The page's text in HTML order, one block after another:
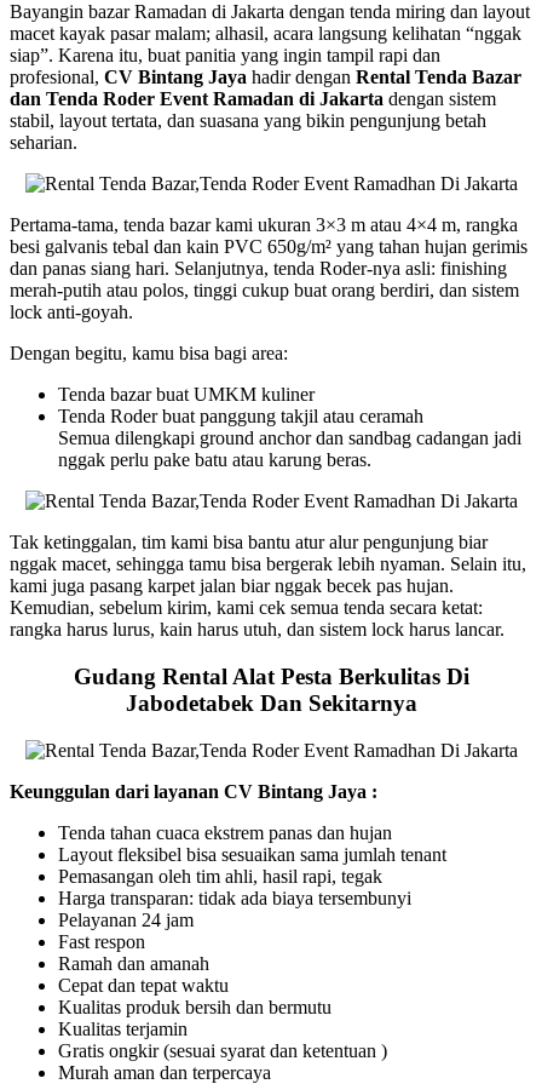
Bayangin bazar Ramadan di Jakarta dengan tenda miring dan layout
macet kayak pasar malam; alhasil, acara langsung kelihatan “nggak
siap”. Karena itu, buat panitia yang ingin tampil rapi dan
profesional, CV Bintang Jaya hadir dengan Rental Tenda Bazar
dan Tenda Roder Event Ramadan di Jakarta dengan sistem
stabil, layout tertata, dan suasana yang bikin pengunjung betah
seharian.
Pertama-tama, tenda bazar kami ukuran 3×3 m atau 4×4 m, rangka
besi galvanis tebal dan kain PVC 650g/m² yang tahan hujan gerimis
dan panas siang hari. Selanjutnya, tenda Roder-nya asli: finishing
merah-putih atau polos, tinggi cukup buat orang berdiri, dan sistem
lock anti-goyah.
Dengan begitu, kamu bisa bagi area:
Tenda bazar buat UMKM kuliner
Tenda Roder buat panggung takjil atau ceramah
Semua dilengkapi ground anchor dan sandbag cadangan jadi
nggak perlu pake batu atau karung beras.
Tak ketinggalan, tim kami bisa bantu atur alur pengunjung biar
nggak macet, sehingga tamu bisa bergerak lebih nyaman. Selain itu,
kami juga pasang karpet jalan biar nggak becek pas hujan.
Kemudian, sebelum kirim, kami cek semua tenda secara ketat:
rangka harus lurus, kain harus utuh, dan sistem lock harus lancar.
Gudang Rental Alat Pesta Berkulitas Di
Jabodetabek Dan Sekitarnya
Keunggulan dari layanan CV Bintang Jaya :
Tenda tahan cuaca ekstrem panas dan hujan
Layout fleksibel bisa sesuaikan sama jumlah tenant
Pemasangan oleh tim ahli, hasil rapi, tegak
Harga transparan: tidak ada biaya tersembunyi
Pelayanan 24 jam
Fast respon
Ramah dan amanah
Cepat dan tepat waktu
Kualitas produk bersih dan bermutu
Kualitas terjamin
Gratis ongkir (sesuai syarat dan ketentuan )
Murah aman dan terpercaya